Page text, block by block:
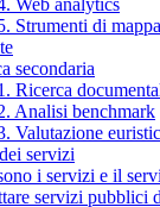
Web analytics
Strumenti di
secondaria
Ricerca
Analisi benchmark
Valutazione
servizi
i servizi e il
servizi pubblici